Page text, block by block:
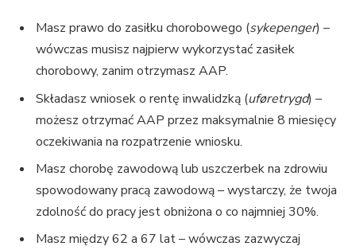
Masz prawo do zasiłku chorobowego (sykepenger) –
wówczas musisz najpierw wykorzystać zasiłek
chorobowy, zanim otrzymasz AAP.
Składasz wniosek o rentę inwalidzką (uføretrygd) –
możesz otrzymać AAP przez maksymalnie 8 miesięcy
oczekiwania na rozpatrzenie wniosku.
Masz chorobę zawodową lub uszczerbek na zdrowiu
spowodowany pracą zawodową – wystarczy, że twoja
zdolność do pracy jest obniżona o co najmniej 30%.
Masz między 62 a 67 lat – wówczas zazwyczaj